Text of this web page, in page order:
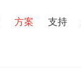
方案 支持